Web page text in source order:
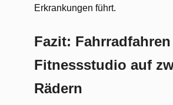
Erkrankungen führt.
Fazit:
Fitnessstudio auf
Rädern